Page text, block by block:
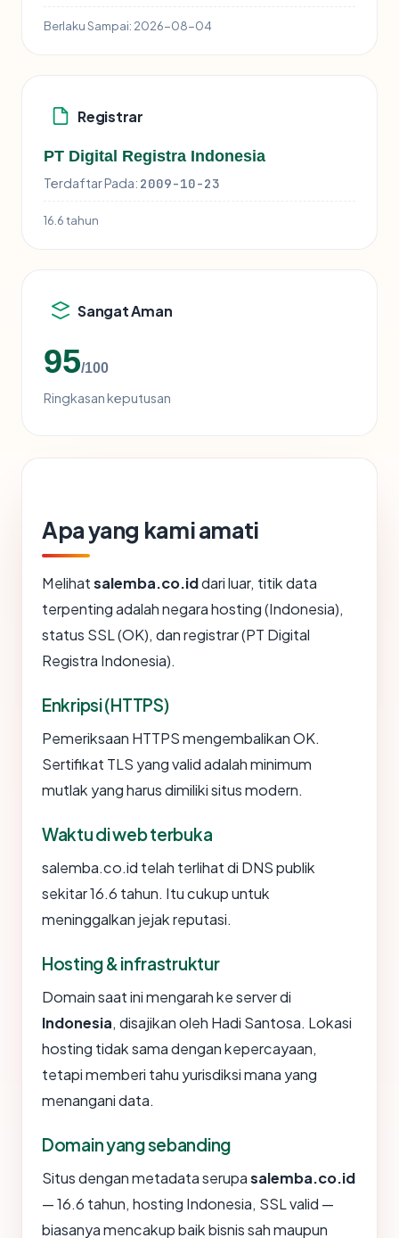
Berlaku Sampai: 2026-08-04
Registrar
PT Digital Registra Indonesia
Terdaftar Pada: 2009-10-23
16.6 tahun
Sangat Aman
95/100
Ringkasan keputusan
Apa yang kami amati
Melihatsalemba.co.iddari luar, titik data
terpenting adalah negara hosting (Indonesia),
status SSL (OK), dan registrar (PT Digital
Registra Indonesia).
Enkripsi (HTTPS)
Pemeriksaan HTTPS mengembalikan OK.
Sertifikat TLS yang valid adalah minimum
mutlak yang harus dimiliki situs modern.
Waktu di web terbuka
salemba.co.id telah terlihat di DNS publik
sekitar 16.6 tahun. Itu cukup untuk
meninggalkan jejak reputasi.
Hosting & infrastruktur
Domain saat ini mengarah ke server di
Indonesia, disajikan oleh Hadi Santosa. Lokasi
hosting tidak sama dengan kepercayaan,
tetapi memberi tahu yurisdiksi mana yang
menangani data.
Domain yang sebanding
Situs dengan metadata serupasalemba.co.id
— 16.6 tahun, hosting Indonesia, SSL valid —
biasanya mencakup baik bisnis sah maupun